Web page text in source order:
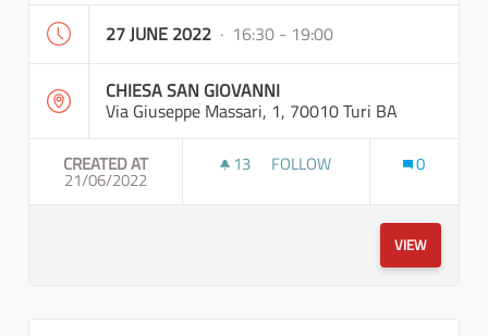
27 JUNE 2022 · 16:30 - 19:00
CHIESA SAN GIOVANNI
Via Giuseppe Massari, 1, 70010 Turi BA
CREATED AT
21/06/2022
13 13 FOLLOWERS
FOLLOW 0
VIEW